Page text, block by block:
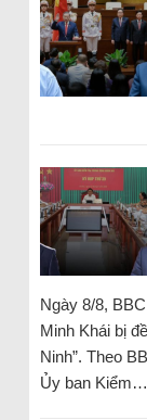
Ngày 8/8,
Minh Khái bị
Ninh”. Theo
Ủy ban Kiểm…